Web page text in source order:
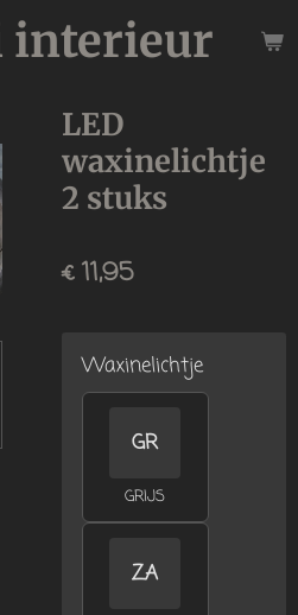
interieur
LED
waxinelichtje
2 stuks
€ 11,95
Waxinelichtje
GR
GRIJS
ZA